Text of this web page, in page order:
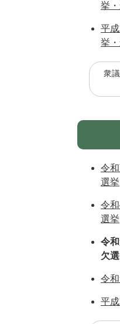
挙
平
挙
衆
令
選挙
令
選挙
令
欠
令
平